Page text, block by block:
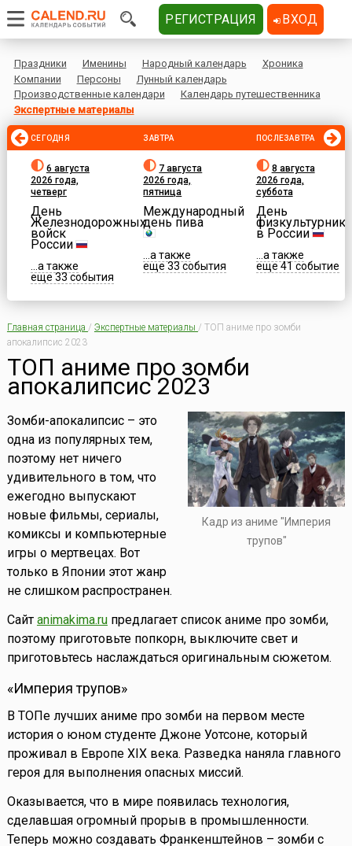
Праздники Именины Народный календарь
Хроника
Компании
Персоны
Лунный календарь
Производственные календари
Календарь путешественника
Экспертные материалы
СЕГОДНЯ
6 августа
2026 года,
четверг
День
Железнодорожных
войск
России
...а также
еще 33 события
ЗАВТРА
7 августа
2026 года,
пятница
Международный
день пива
...а также
еще 33 события
ПОСЛЕЗАВТРА
8 августа
2026 года,
суббота
День
физкультурника
в России
...а также
еще 41 событие
Главная страница / Экспертные материалы / ТОП аниме про зомби
апокалипсис 2023
ТОП аниме про зомби
апокалипсис 2023
Кадр из аниме "Империя
трупов"
Зомби-апокалипсис – это
одна из популярных тем,
поэтому нет ничего
удивительного в том, что
ежегодно выпускают
новые фильмы, сериалы,
комиксы и компьютерные
игры о мертвецах. Вот
только в Японии этот жанр
не слишком распространен.
Сайт animakima.ruпредлагает список аниме про зомби,
поэтому приготовьте попкорн, выключите свет и
приготовьтесь наслаждаться оригинальным сюжетом.
«Империя трупов»
В ТОПе лучших аниме про зомби на первом месте
история о юном студенте Джоне Уотсоне, который
проживал в Европе XIX века. Разведка наняла главного
героя для выполнения опасных миссий.
Оказывается, что в мире появилась технология,
сделавшая огромный прорыв в промышленности.
Теперь можно создавать Франкенштейнов – зомби с
РЕГИСТРАЦИЯ ВХОД